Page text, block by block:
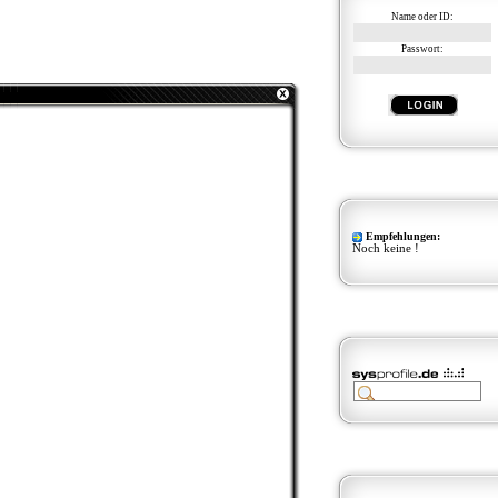
Name oder ID:
Passwort:
Empfehlungen:
Noch keine !